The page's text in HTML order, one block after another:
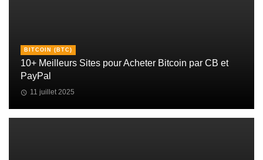
BITCOIN (BTC)
10+ Meilleurs Sites pour Acheter Bitcoin par CB et
PayPal
11 juillet 2025